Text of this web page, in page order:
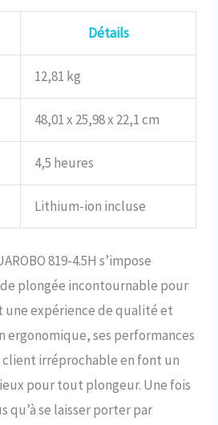
Détails
12,81 kg
48,01 x 25,98 x 22,1 cm
4,5 heures
Lithium-ion incluse
819-4.5H s’impose
plongée incontournable pour
une expérience de qualité et
ergonomique, ses performances
client irréprochable en font un
pour tout plongeur. Une fois
qu’à se laisser porter par